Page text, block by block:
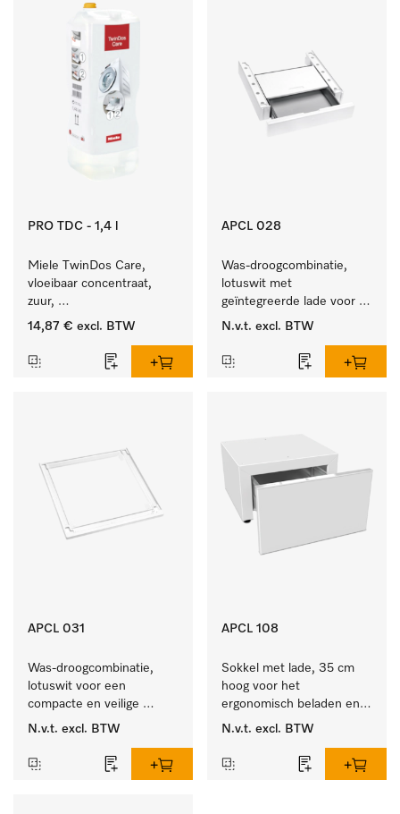
PRO TDC - 1,4 l
Miele TwinDos Care,
vloeibaar concentraat,
zuur,
1,4 l Reinigingsmiddel
doseersysteem.
14,87 € excl. BTW
APCL 028
Was-droogcombinatie,
lotuswit met
geïntegreerde lade voor
een bijzonder
droogzuil. .
N.v.t. excl. BTW
APCL 031
Was-droogcombinatie,
lotuswit voor een
compacte en veilige
opstelling bij een was-
N.v.t. excl. BTW
APCL 108
Sokkel met lade, 35 cm
hoog voor het
ergonomisch beladen en
legen van de wasmachine
N.v.t. excl. BTW